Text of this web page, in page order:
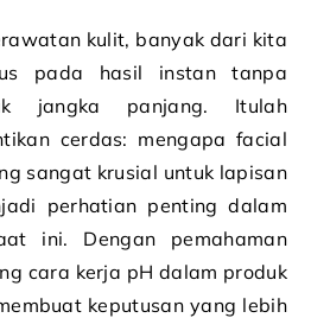
kulit, banyak dari kita
pada hasil instan tanpa
jangka panjang. Itulah
cerdas: mengapa facial
sangat krusial untuk lapisan
perhatian penting dalam
ini. Dengan pemahaman
cara kerja pH dalam produk
keputusan yang lebih